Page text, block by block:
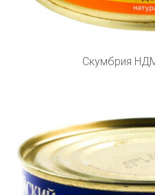
Скумбрия